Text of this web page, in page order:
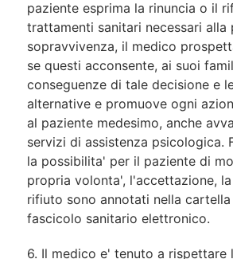
paziente esprima la rinuncia o il
trattamenti sanitari necessari alla
sopravvivenza, il medico
se questi acconsente, ai suoi
conseguenze di tale decisione e
alternative e promuove ogni
al paziente medesimo, anche
servizi di assistenza psicologica.
la possibilita' per il paziente di
propria volonta', l'accettazione,
rifiuto sono annotati nella
fascicolo sanitario elettronico.
6. Il medico e' tenuto a rispettare